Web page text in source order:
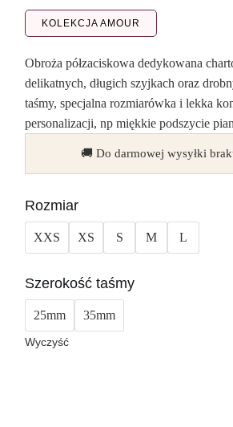
KOLEKCJA AMOUR
Obroża półzaciskowa dedykowana
delikatnych, długich szyjkach oraz
taśmy, specjalna rozmiarówka i lekka
personalizacji, np miękkie podszycie
🚚 Do darmowej wysyłki
Rozmiar
XXS XS S M L
Szerokość taśmy
25mm 35mm
Wyczyść